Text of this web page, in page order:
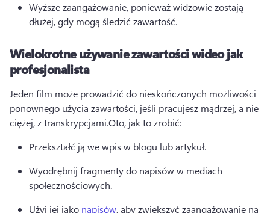
Wyższe zaangażowanie, ponieważ widzowie zostają
dłużej, gdy mogą śledzić zawartość.
Wielokrotne używanie zawartości wideo jak
profesjonalista
Jeden film może prowadzić do nieskończonych możliwości
ponownego użycia zawartości, jeśli pracujesz mądrzej, a nie
ciężej, z transkrypcjami.Oto, jak to zrobić:
Przekształć ją we wpis w blogu lub artykuł.
Wyodrębnij fragmenty do napisów w mediach
społecznościowych.
Użyj jej jako napisów, aby zwiększyć zaangażowanie na